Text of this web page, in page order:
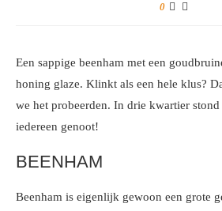
0
Een sappige beenham met een
honing glaze. Klinkt als een hele klus?
we het probeerden. In drie kwartier
iedereen genoot!
BEENHAM
Beenham is eigenlijk gewoon een grote